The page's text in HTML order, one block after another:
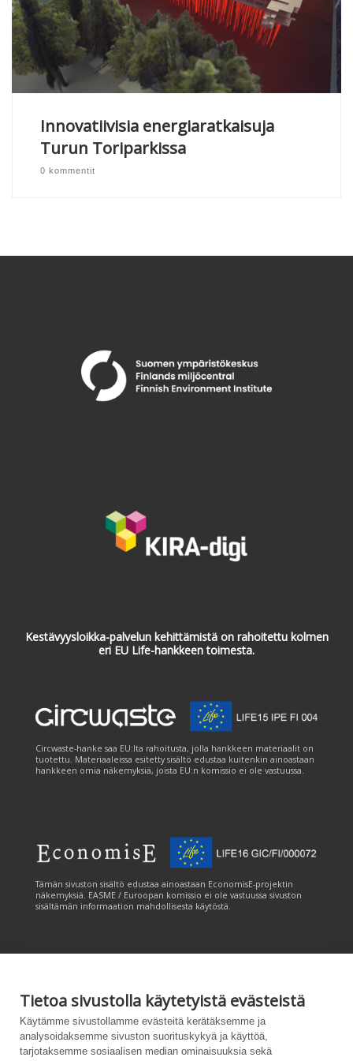
Tietoa sivustolla käytetyistä evästeistä
Käytämme sivustollamme evästeitä kerätäksemme ja
analysoidaksemme sivuston suorituskykyä ja käyttöä,
tarjotaksemme sosiaalisen median ominaisuuksia sekä
Innovatiivisia energiaratkaisuja
Turun Toriparkissa
0 kommentit
Kestävyysloikka-palvelun kehittämistä on rahoitettu kolmen
eri EU Life-hankkeen toimesta.
Circwaste-hanke saa EU:lta rahoitusta, jolla hankkeen materiaalit on
tuotettu. Materiaaleissa esitetty sisältö edustaa kuitenkin ainoastaan
hankkeen omia näkemyksiä, joista EU:n komissio ei ole vastuussa.
Tämän sivuston sisältö edustaa ainoastaan EconomisE-projektin
näkemyksiä. EASME / Euroopan komissio ei ole vastuussa sivuston
sisältämän informaation mahdollisesta käytöstä.
Tämän sivuston tuottamiseen on saatu rahoitusta Euroopan unionin
LIFE-ohjelmasta. Tämän sivuston sisältö edustaa ainoastaan
CANEMURE-hankkeen näkemyksiä ja EASME/EU:n komissio ei ole
vastuussa sivuston sisältämän informaation mahdollisesta käytöstä.